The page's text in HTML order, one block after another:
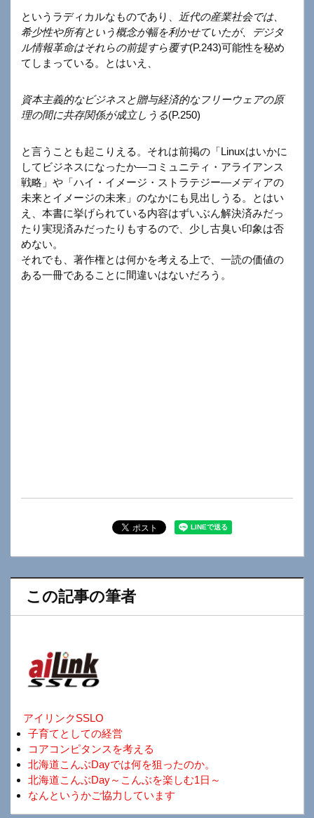
というラディカルなものであり、
近代の産業社会では、
希少性や所有という概念が幅を利かせていたが、デジタ
ル情報革命はそれらの前提すら覆す(P.243)可能性を秘め
てしまっている。とはいえ、
資本主義的なビジネスと贈与経済的なフリーウェアの原
理の間に共存関係が成立しうる(P.250)
と言うことも起こりえる。それは前掲の「Linuxはいかに
してビジネスになったか―コミュニティ・アライアンス
戦略」や「ハイ・イメージ・ストラテジー―メディアの
未来とイメージの未来」のなかにも見出しうる。とはい
え、本書に挙げられている内容はずいぶん解決済みだっ
たり実現済みだったりもするので、少し古臭い印象は否
めない。
それでも、著作権とは何かを考える上で、一読の価値の
ある一冊であることに間違いはないだろう。
この記事の筆者
アイリンクSSLO
子育てとしての経営
コアコンピタンスを考える
北海道こんぶDayでは何を狙ったのか。
北海道こんぶDay～こんぶを楽しむ1日～
なんというかご協力しています